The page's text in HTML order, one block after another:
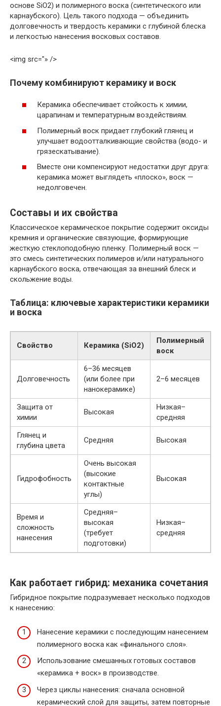
основе SiO2) и полимерного воска (синтетического или
карнаубского). Цель такого подхода — объединить
долговечность и твердость керамики с глубиной блеска
и легкостью нанесения восковых составов.
<img src="» />
Почему комбинируют керамику и воск
Керамика обеспечивает стойкость к химии,
царапинам и температурным воздействиям.
Полимерный воск придает глубокий глянец и
улучшает водоотталкивающие свойства (водо- и
грязескатывание).
Вместе они компенсируют недостатки друг друга:
керамика может выглядеть «плоско», воск —
недолговечен.
Составы и их свойства
Классическое керамическое покрытие содержит оксиды
кремния и органические связующие, формирующие
жесткую стеклоподобную пленку. Полимерный воск —
это смесь синтетических полимеров и/или натурального
карнаубского воска, отвечающая за внешний блеск и
скольжение воды.
Таблица: ключевые характеристики керамики
и воска
Свойство Керамика (SiO2)
Полимерный
воск
Долговечность
6–36 месяцев
(или более при
нанокерамике)
2–6 месяцев
Защита от
химии
Высокая
Низкая–
средняя
Глянец и
глубина цвета
Средняя Высокая
Гидрофобность
Очень высокая
(высокие
контактные
углы)
Высокая
Время и
сложность
нанесения
Средняя–
высокая
(требует
подготовки)
Низкая–
средняя
Как работает гибрид: механика сочетания
Гибридное покрытие подразумевает несколько подходов
к нанесению:
Нанесение керамики с последующим нанесением
полимерного воска как «финального слоя».
Использование смешанных готовых составов
«керамика + воск» в производстве.
Через циклы нанесения: сначала основной
керамический слой для защиты, затем повторные